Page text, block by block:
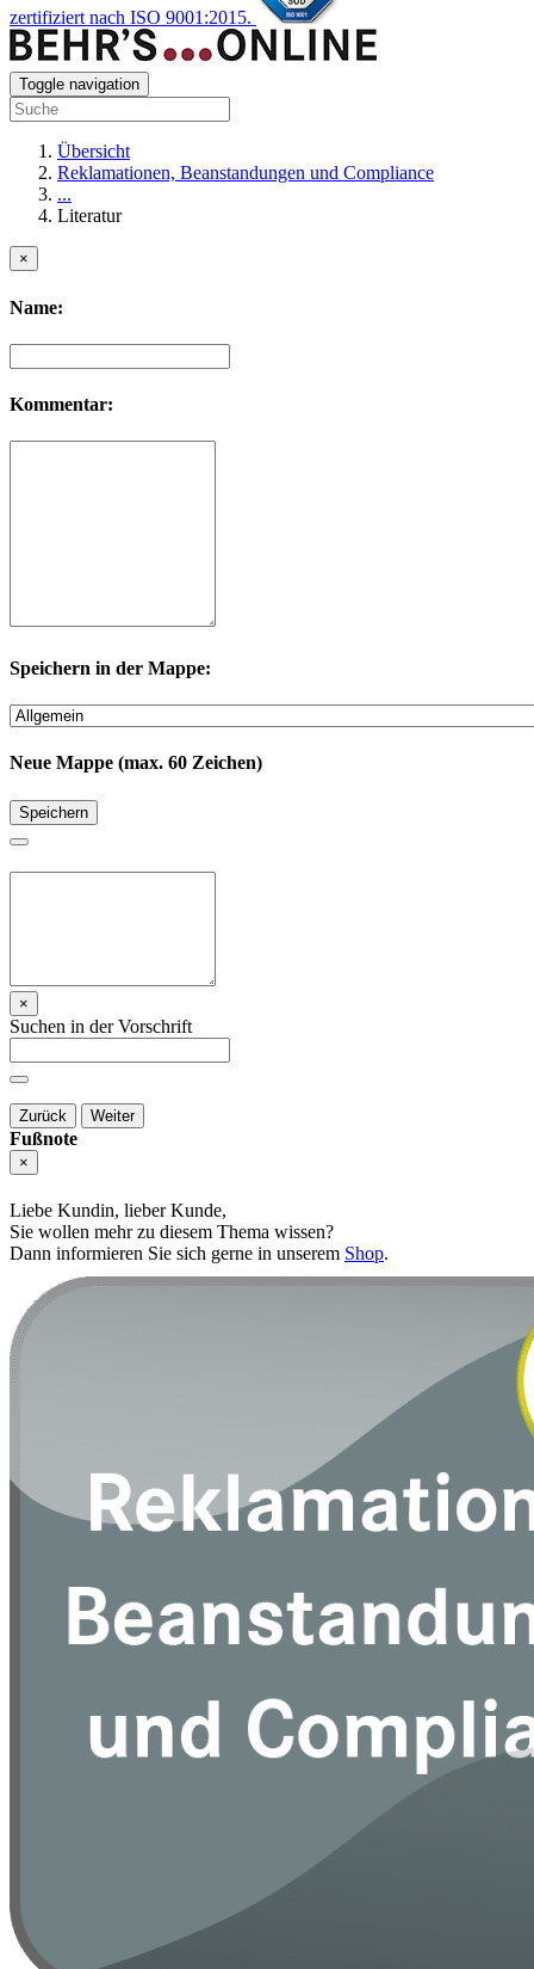
zertifiziert nach ISO 9001:2015.
Toggle navigation
Übersicht
Reklamationen, Beanstandungen und Compliance
...
Literatur
×
Name:
Kommentar:
Speichern in der Mappe:
Neue Mappe (max. 60 Zeichen)
Speichern
×
Suchen in der Vorschrift
Zurück Weiter
Fußnote
×
Liebe Kundin, lieber Kunde,
Sie wollen mehr zu diesem Thema wissen?
Dann informieren Sie sich gerne in unserem Shop.